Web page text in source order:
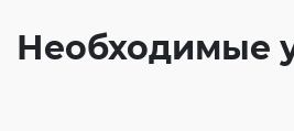
Необходимые